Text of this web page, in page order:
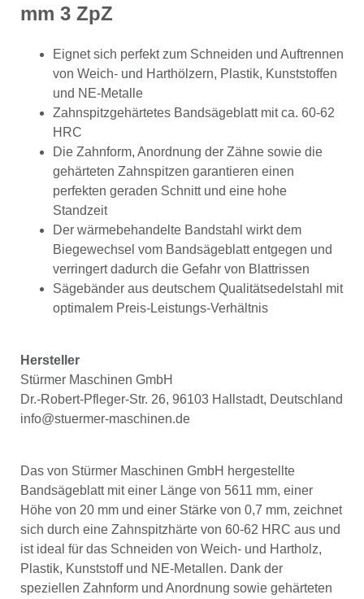
mm 3 ZpZ
Eignet sich perfekt zum Schneiden und Auftrennen
von Weich- und Harthölzern, Plastik, Kunststoffen
und NE-Metalle
Zahnspitzgehärtetes Bandsägeblatt mit ca. 60-62
HRC
Die Zahnform, Anordnung der Zähne sowie die
gehärteten Zahnspitzen garantieren einen
perfekten geraden Schnitt und eine hohe
Standzeit
Der wärmebehandelte Bandstahl wirkt dem
Biegewechsel vom Bandsägeblatt entgegen und
verringert dadurch die Gefahr von Blattrissen
Sägebänder aus deutschem Qualitätsedelstahl mit
optimalem Preis-Leistungs-Verhältnis
Hersteller
Stürmer Maschinen GmbH
Dr.-Robert-Pfleger-Str. 26, 96103 Hallstadt, Deutschland
info@stuermer-maschinen.de
Das von Stürmer Maschinen GmbH hergestellte
Bandsägeblatt mit einer Länge von 5611 mm, einer
Höhe von 20 mm und einer Stärke von 0,7 mm, zeichnet
sich durch eine Zahnspitzhärte von 60-62 HRC aus und
ist ideal für das Schneiden von Weich- und Hartholz,
Plastik, Kunststoff und NE-Metallen. Dank der
speziellen Zahnform und Anordnung sowie gehärteten